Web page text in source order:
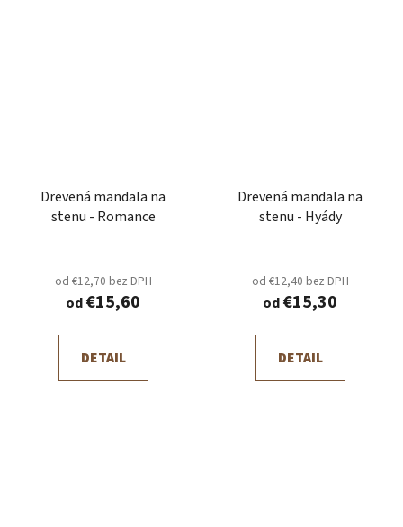
Drevená mandala na
stenu - Romance
od €12,70 bez DPH
od€15,60
DETAIL
Drevená mandala na
stenu - Hyády
od €12,40 bez DPH
od€15,30
DETAIL